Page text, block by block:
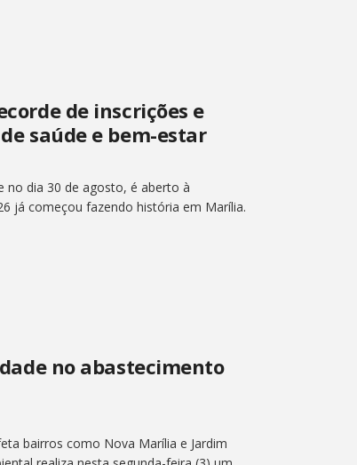
de inscrições e
saúde e bem-estar
no dia 30 de agosto, é aberto à
já começou fazendo história em Marília.
no abastecimento
bairros como Nova Marília e Jardim